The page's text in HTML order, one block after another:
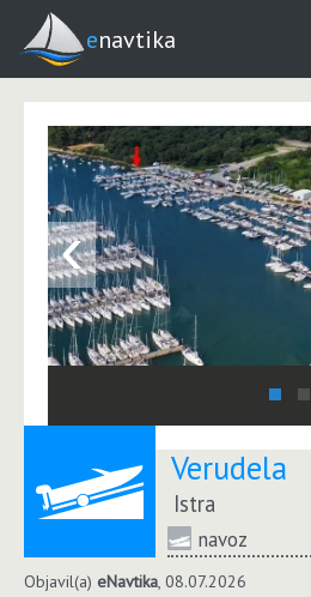
enavtika
‹
Verudela
Istra
navoz
Objavil(a) eNavtika, 08.07.2026